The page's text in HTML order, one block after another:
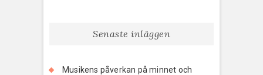
Senaste inläggen
Musikens påverkan på minnet och